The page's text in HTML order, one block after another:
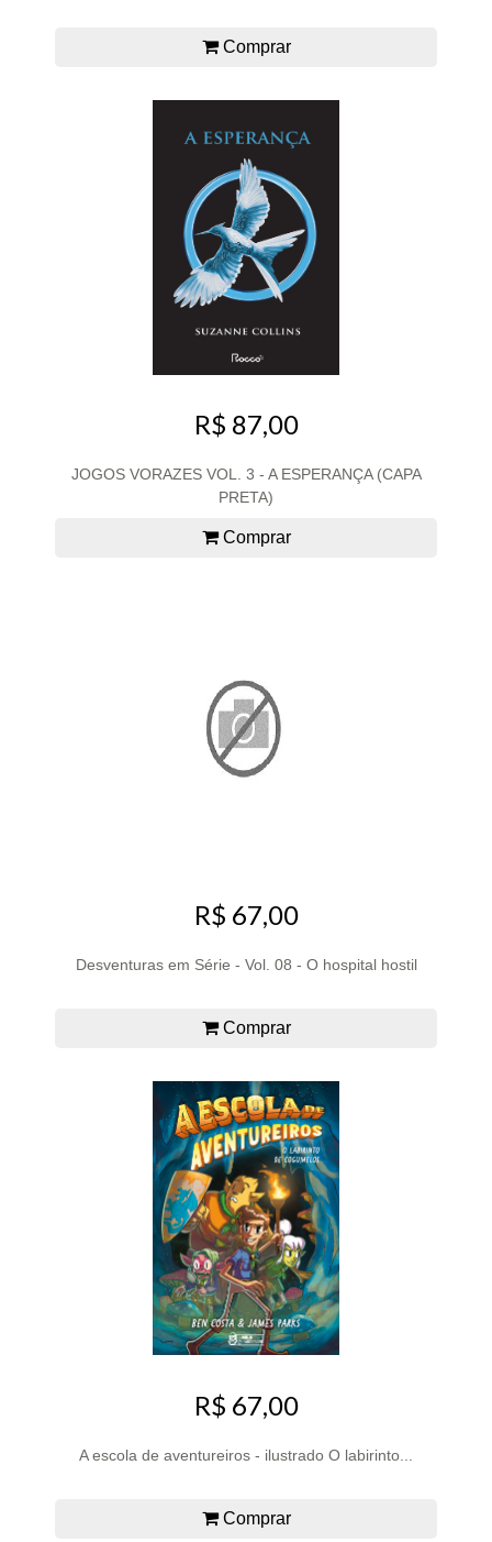
Comprar
R$ 87,00
JOGOS VORAZES VOL. 3 - A ESPERANÇA (CAPA
PRETA)
Comprar
R$ 67,00
Desventuras em Série - Vol. 08 - O hospital hostil
Comprar
R$ 67,00
A escola de aventureiros - ilustrado O labirinto...
Comprar